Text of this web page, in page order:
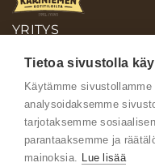
YRITYS
Ota yhteyttä
Tietoa sivustolla
Käytämme
analysoidaksemme
tarjotaksemme
parantaaksemme ja
mainoksia. Lue lisää